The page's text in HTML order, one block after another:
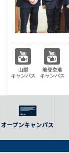
山梨
キャンパス
能登空港
キャンパス
オープンキャンパス